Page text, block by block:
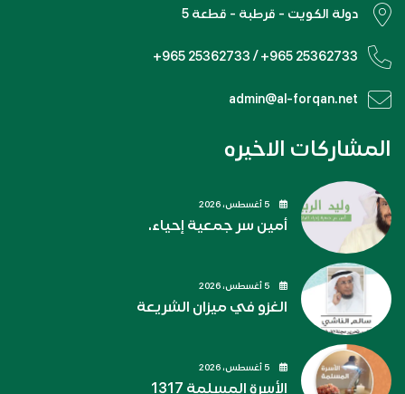
دولة الكويت - قرطبة - قطعة 5
+965 25362733 / +965 25362733
admin@al-forqan.net
المشاركات الاخيره
أمين سر جمعية إحياء.
الغزو في ميزان الشريعة
الأسرة المسلمة 1317